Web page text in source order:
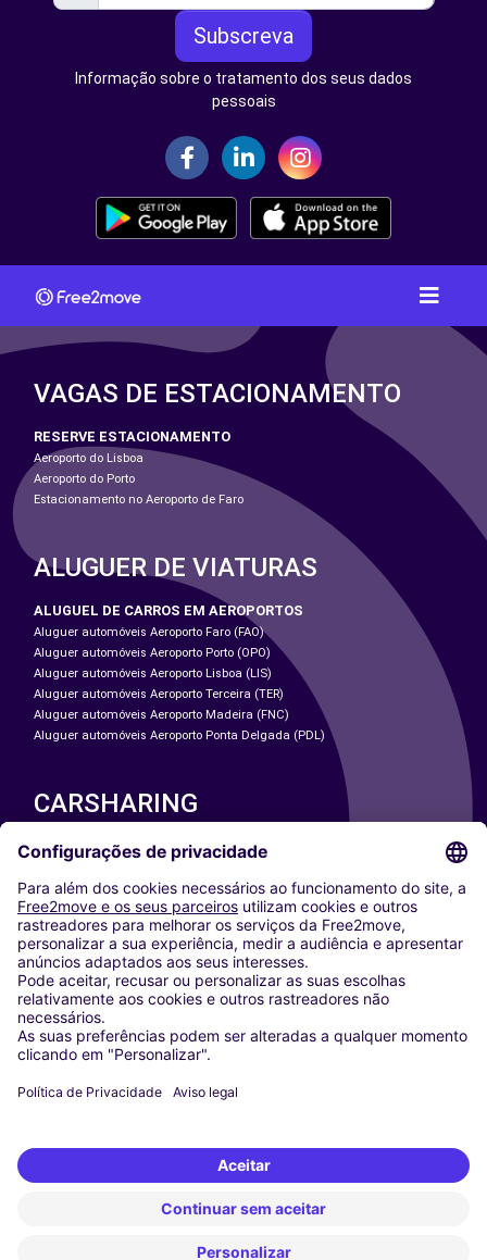
Subscreva
Informação sobre o tratamento dos seus dados
pessoais
VAGAS DE ESTACIONAMENTO
RESERVE ESTACIONAMENTO
Aeroporto do Lisboa
Aeroporto do Porto
Estacionamento no Aeroporto de Faro
ALUGUER DE VIATURAS
ALUGUEL DE CARROS EM AEROPORTOS
Aluguer automóveis Aeroporto Faro (FAO)
Aluguer automóveis Aeroporto Porto (OPO)
Aluguer automóveis Aeroporto Lisboa (LIS)
Aluguer automóveis Aeroporto Terceira (TER)
Aluguer automóveis Aeroporto Madeira (FNC)
Aluguer automóveis Aeroporto Ponta Delgada (PDL)
CARSHARING
NOSSAS CIDADES
Washington DC
Milan
Rome
Turin
Vienna
Berlin
Cologne
Dusseldorf
Frankfurt
Munich